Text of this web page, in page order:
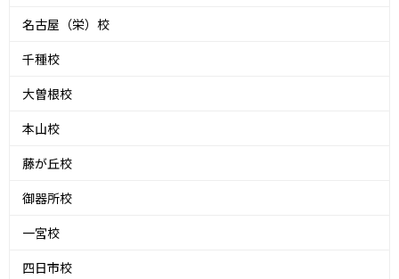
名古屋（栄）校
千種校
大曽根校
本山校
藤が丘校
御器所校
一宮校
四日市校